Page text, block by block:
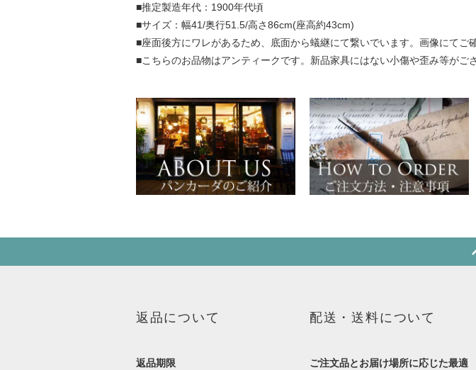
■推定製造年代：1900年代頃
■サイズ：幅41/奥行51.5/高さ86cm(座高約43cm)
■座面後方にワレがあるため、底面から蟻継にて繋いでいます。画像にてご
■こちらのお品物はアンティークです。新品家具にはない小傷や歪み等がご
返品について
返品期限
配送・送料について
ご注文品とお届け場所に応じた最適